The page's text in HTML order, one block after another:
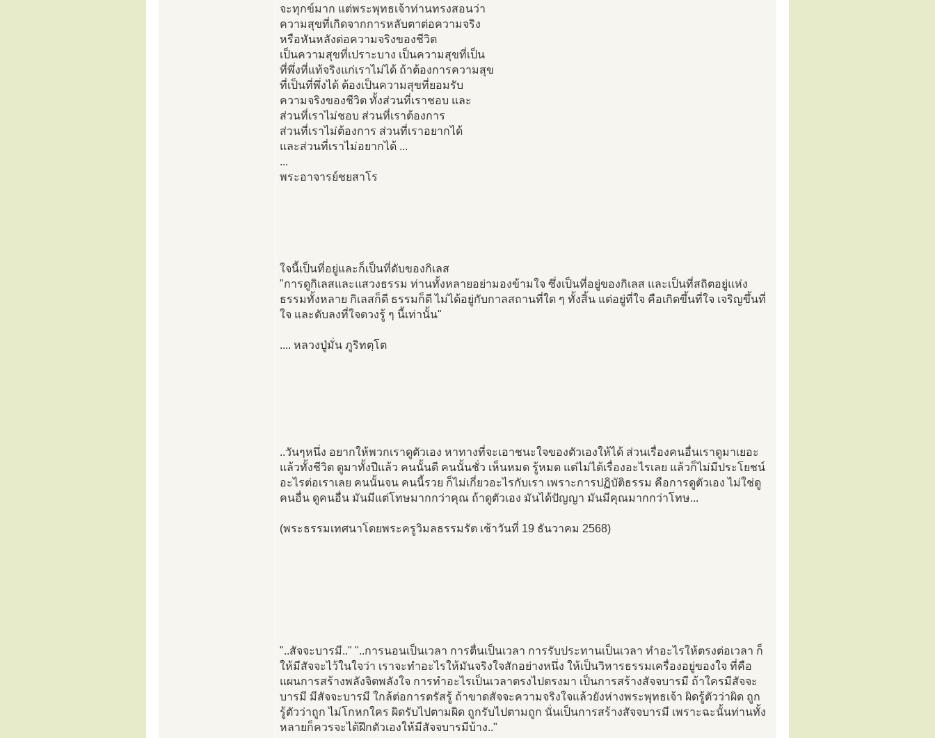
จะทุกข์มาก แต่พระพุทธเจ้าท่านทรงสอนว่า
ความสุขที่เกิดจากการหลับตาต่อความจริง
หรือหันหลังต่อความจริงของชีวิต
เป็นความสุขที่เปราะบาง เป็นความสุขที่เป็น
ที่พึ่งที่แท้จริงแก่เราไม่ได้ ถ้าต้องการความสุข
ที่เป็นที่พึ่งได้ ต้องเป็นความสุขที่ยอมรับ
ความจริงของชีวิต ทั้งส่วนที่เราชอบ และ
ส่วนที่เราไม่ชอบ ส่วนที่เราต้องการ
ส่วนที่เราไม่ต้องการ ส่วนที่เราอยากได้
และส่วนที่เราไม่อยากได้ ...
...
พระอาจารย์ชยสาโร
ใจนี้เป็นที่อยู่และก็เป็นที่ดับของกิเลส
"การดูกิเลสและแสวงธรรม ท่านทั้งหลายอย่ามองข้ามใจ ซึ่งเป็นที่อยู่ของกิเลส และเป็นที่สถิตอยู่แห่ง
ธรรมทั้งหลาย กิเลสก็ดี ธรรมก็ดี ไม่ได้อยู่กับกาลสถานที่ใด ๆ ทั้งสิ้น แต่อยู่ที่ใจ คือเกิดขึ้นที่ใจ เจริญขึ้นที่
ใจ และดับลงที่ใจดวงรู้ ๆ นี้เท่านั้น"
.... หลวงปู่มั่น ภูริทตฺโต
..วันๆหนึ่ง อยากให้พวกเราดูตัวเอง หาทางที่จะเอาชนะใจของตัวเองให้ได้ ส่วนเรื่องคนอื่นเราดูมาเยอะ
แล้วทั้งชีวิต ดูมาทั้งปีแล้ว คนนั้นดี คนนั้นชั่ว เห็นหมด รู้หมด แต่ไม่ได้เรื่องอะไรเลย แล้วก็ไม่มีประโยชน์
อะไรต่อเราเลย คนนั้นจน คนนี้รวย ก็ไม่เกี่ยวอะไรกับเรา เพราะการปฏิบัติธรรม คือการดูตัวเอง ไม่ใช่ดู
คนอื่น ดูคนอื่น มันมีแต่โทษมากกว่าคุณ ถ้าดูตัวเอง มันได้ปัญญา มันมีคุณมากกว่าโทษ...
(พระธรรมเทศนาโดยพระครูวิมลธรรมรัต เช้าวันที่ 19 ธันวาคม 2568)
"..สัจจะบารมี.." "..การนอนเป็นเวลา การตื่นเป็นเวลา การรับประทานเป็นเวลา ทำอะไรให้ตรงต่อเวลา ก็
ให้มีสัจจะไว้ในใจว่า เราจะทำอะไรให้มันจริงใจสักอย่างหนึ่ง ให้เป็นวิหารธรรมเครื่องอยู่ของใจ ที่คือ
แผนการสร้างพลังจิตพลังใจ การทำอะไรเป็นเวลาตรงไปตรงมา เป็นการสร้างสัจจบารมี ถ้าใครมีสัจจะ
บารมี มีสัจจะบารมี ใกล้ต่อการตรัสรู้ ถ้าขาดสัจจะความจริงใจแล้วยังห่างพระพุทธเจ้า ผิดรู้ตัวว่าผิด ถูก
รู้ตัวว่าถูก ไม่โกหกใคร ผิดรับไปตามผิด ถูกรับไปตามถูก นั่นเป็นการสร้างสัจจบารมี เพราะฉะนั้นท่านทั้ง
หลายก็ควรจะได้ฝึกตัวเองให้มีสัจจบารมีบ้าง.."